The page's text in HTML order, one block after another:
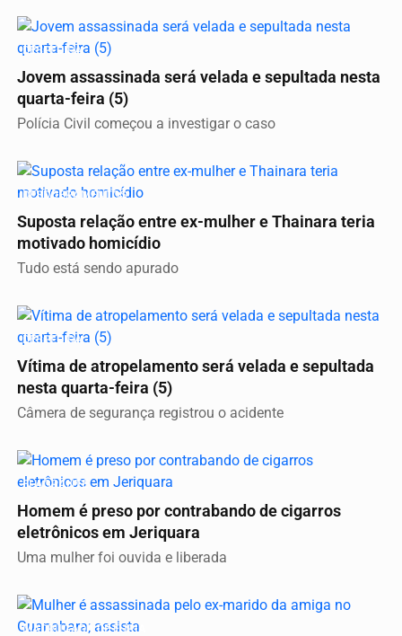
DESPEDIDA
Jovem assassinada será velada e sepultada nesta
quarta-feira (5)
Polícia Civil começou a investigar o caso
DESDOBRAMENTOS
Suposta relação entre ex-mulher e Thainara teria
motivado homicídio
Tudo está sendo apurado
DESPEDIDA
Vítima de atropelamento será velada e sepultada
nesta quarta-feira (5)
Câmera de segurança registrou o acidente
FLAGRANTE
Homem é preso por contrabando de cigarros
eletrônicos em Jeriquara
Uma mulher foi ouvida e liberada
MADRUGADA DE FÚRIA